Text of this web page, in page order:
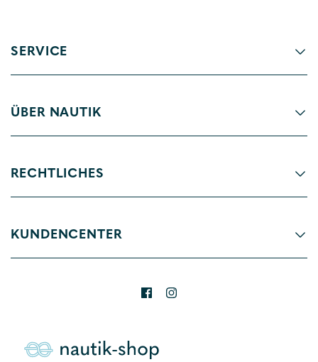
SERVICE
ÜBER NAUTIK
RECHTLICHES
KUNDENCENTER